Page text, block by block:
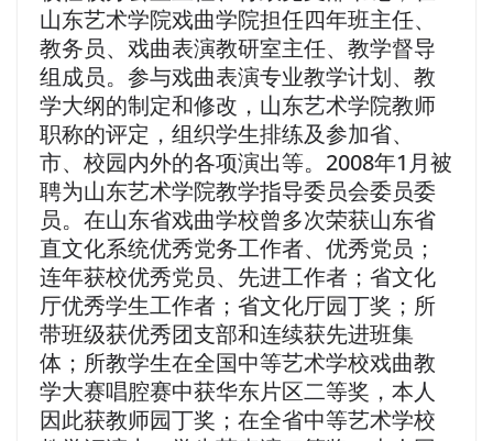
山东艺术学院戏曲学院担任四年班主任、
教务员、戏曲表演教研室主任、教学督导
组成员。参与戏曲表演专业教学计划、教
学大纲的制定和修改，山东艺术学院教师
职称的评定，组织学生排练及参加省、
市、校园内外的各项演出等。2008年1月被
聘为山东艺术学院教学指导委员会委员委
员。在山东省戏曲学校曾多次荣获山东省
直文化系统优秀党务工作者、优秀党员；
连年获校优秀党员、先进工作者；省文化
厅优秀学生工作者；省文化厅园丁奖；所
带班级获优秀团支部和连续获先进班集
体；所教学生在全国中等艺术学校戏曲教
学大赛唱腔赛中获华东片区二等奖，本人
因此获教师园丁奖；在全省中等艺术学校